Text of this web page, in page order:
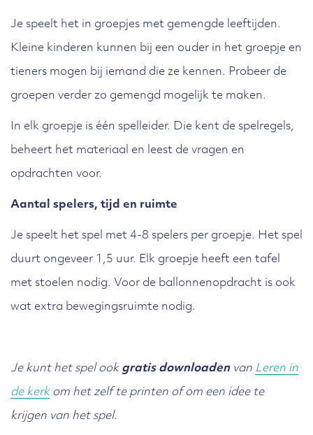
Je speelt het in groepjes met gemengde leeftijden.
Kleine kinderen kunnen bij een ouder in het groepje en
tieners mogen bij iemand die ze kennen. Probeer de
groepen verder zo gemengd mogelijk te maken.
In elk groepje is één spelleider. Die kent de spelregels,
beheert het materiaal en leest de vragen en
opdrachten voor.
Aantal spelers, tijd en ruimte
Je speelt het spel met 4-8 spelers per groepje. Het spel
duurt ongeveer 1,5 uur. Elk groepje heeft een tafel
met stoelen nodig. Voor de ballonnenopdracht is ook
wat extra bewegingsruimte nodig.
Je kunt het spel ook gratis downloadenvan Leren in
de kerkom het zelf te printen of om een idee te
krijgen van het spel.